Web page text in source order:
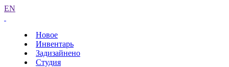
EN
Новое
Инвентарь
Задизайнено
Студия